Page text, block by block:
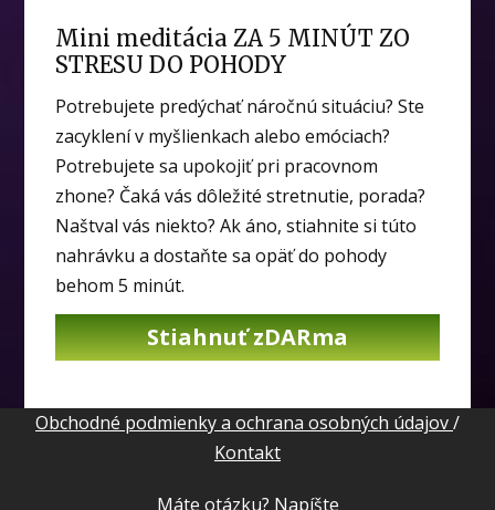
Mini meditácia ZA 5 MINÚT ZO
STRESU DO POHODY
Potrebujete predýchať náročnú situáciu? Ste
zacyklení v myšlienkach alebo emóciach?
Potrebujete sa upokojiť pri pracovnom
zhone? Čaká vás dôležité stretnutie, porada?
Naštval vás niekto? Ak áno, stiahnite si túto
nahrávku a dostaňte sa opäť do pohody
behom 5 minút.
Stiahnuť zDARma
Obchodné podmienky a ochrana osobných údajov/
Kontakt
Máte otázku? Napíšte